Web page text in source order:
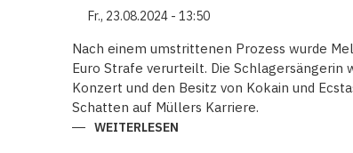
NEUE
ZU
MARIUS
BORG
HØIBYS
VERHAFTUNG
UND
VORWÜRFEN
Fr., 23.08.2024 - 13:50
Nach einem umstrittenen Prozess wurde
Euro Strafe verurteilt. Die Schlagersängerin
Konzert und den Besitz von Kokain und
Schatten auf Müllers Karriere.
WEITERLESEN